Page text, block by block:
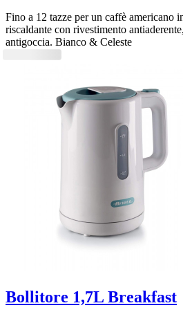
Fino a 12 tazze per un caffè americano
riscaldante con rivestimento
antigoccia. Bianco & Celeste
Bollitore 1,7L Breakfast